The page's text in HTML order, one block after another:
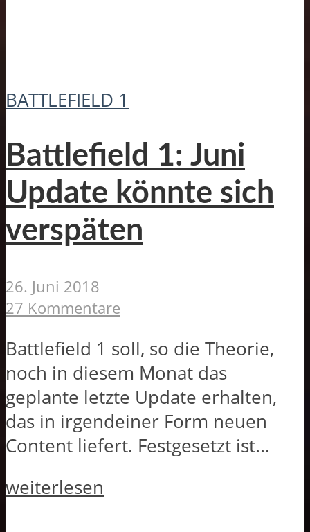
BATTLEFIELD 1
Battlefield 1: Juni
Update könnte sich
verspäten
26. Juni 2018
27 Kommentare
Battlefield 1 soll, so die Theorie,
noch in diesem Monat das
geplante letzte Update erhalten,
das in irgendeiner Form neuen
Content liefert. Festgesetzt ist...
weiterlesen